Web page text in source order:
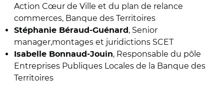
Action Cœur de Ville et du plan de relance
commerces, Banque des Territoires
Stéphanie Béraud-Guénard , Senior
manager,montages et juridictions SCET
Isabelle Bonnaud-Jouin, Responsable du pôle
Entreprises Publiques Locales de la Banque des
Territoires